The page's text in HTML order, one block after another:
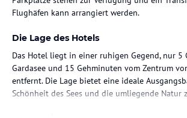
Flughäfen kann arrangiert werden.
Die Lage des Hotels
Das Hotel liegt in einer ruhigen Gegend, nur 5
Gardasee und 15 Gehminuten vom Zentrum
entfernt. Die Lage bietet eine ideale
Schönheit des Sees und die umliegende Natur